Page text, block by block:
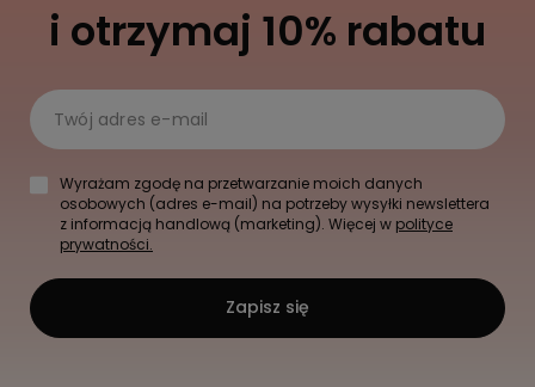
i otrzymaj 10% rabatu
Twój adres e-mail
Wyrażam zgodę na przetwarzanie moich danych
osobowych (adres e-mail) na potrzeby wysyłki newslettera
z informacją handlową (marketing). Więcej w polityce
prywatności.
Zapisz się